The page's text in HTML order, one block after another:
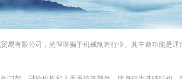
易有限公司，芜俚诳骗于机械制造行业。其主邀功能是